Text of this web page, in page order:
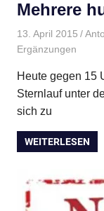
Mehrere
13. April 2015
Ergänzungen
Heute gegen 15
Sternlauf unter
sich zu
WEITERLESEN